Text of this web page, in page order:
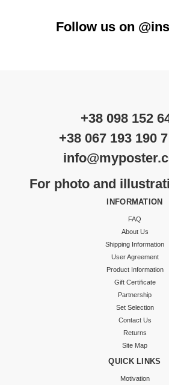
Follow us on
+38 098 152
+38 067 193 190
For photo and
INFORMATION
FAQ
About Us
Shipping Information
User Agreement
Product Information
Gift Certificate
Partnership
Set Selection
Contact Us
Returns
Site Map
QUICK LINKS
Motivation